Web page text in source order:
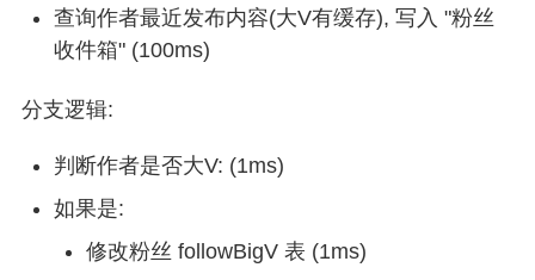
查询作者最近发布内容(大V有缓存), 写入 "粉丝
收件箱" (100ms)
分支逻辑:
判断作者是否大V: (1ms)
如果是:
修改粉丝 followBigV 表 (1ms)